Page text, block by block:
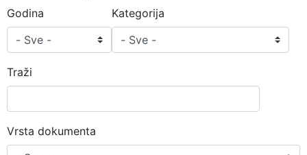
Godina Kategorija
Traži
Vrsta dokumenta